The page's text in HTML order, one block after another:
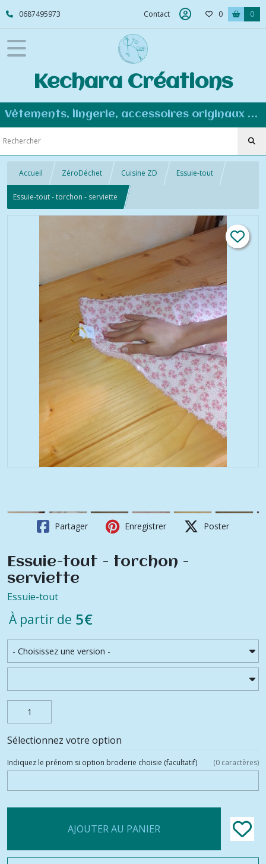
0687495973 Contact 0 0
Kechara Créations
Vêtements, lingerie, accessoires originaux et personnalisés - Couture éco-responsable
Accueil ZéroDéchet Cuisine ZD Essuie-tout
Essuie-tout - torchon - serviette
Partager Enregistrer Poster
Essuie-tout - torchon -
serviette
Essuie-tout
À partir de 5€
Sélectionnez votre option
Indiquez le prénom si option broderie choisie (facultatif) (0 caractères)
AJOUTER AU PANIER